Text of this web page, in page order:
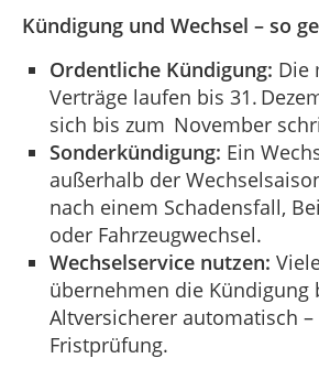
Kündigung und Wechsel – so
Ordentliche Kündigung: Die
Verträge laufen bis 31.
sich bis zum November
Sonderkündigung: Ein
außerhalb der
nach einem Schadensfall,
oder Fahrzeugwechsel.
Wechselservice nutzen:
übernehmen die Kündigung
Altversicherer automatisch
Fristprüfung.